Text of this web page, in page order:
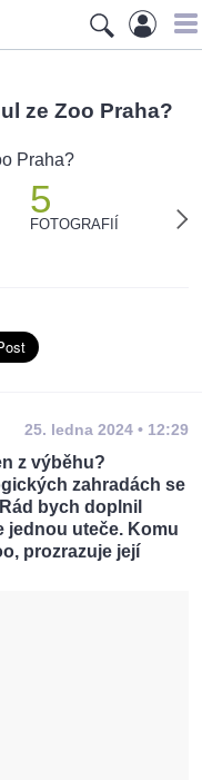
ze Zoo Praha?
5
FOTOGRAFIÍ
25. ledna 2024 • 12:29
z výběhu?
zahradách se
bych doplnil
jednou uteče. Komu
prozrazuje její